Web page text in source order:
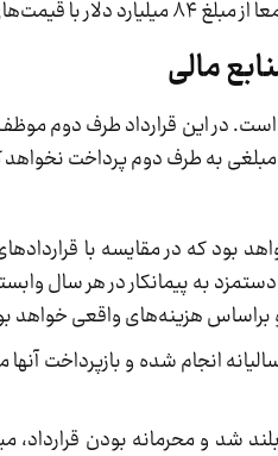
خواهد رفت.
مالی
مستقیم این طرح ۴۸۷۹ میلیون دلار است. در این
مبلغی به طرف دوم پرداخت نخواهد
هزینه سرمایه‌ای مستقیم طرف دوم ۱۰ ساله خواهد بود
به پیمانکار در هر سال
براساس هزینه‌های واقعی خواهد
انجام شده و بازپرداخت
شد و محرمانه بودن قرارداد،